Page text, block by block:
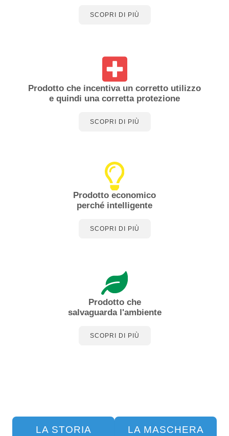
SCOPRI DI PIÙ
Prodotto che incentiva un corretto utilizzo
e quindi una corretta protezione
SCOPRI DI PIÙ
Prodotto economico
perché intelligente
SCOPRI DI PIÙ
Prodotto che
salvaguarda l'ambiente
SCOPRI DI PIÙ
LA STORIA LA MASCHERA